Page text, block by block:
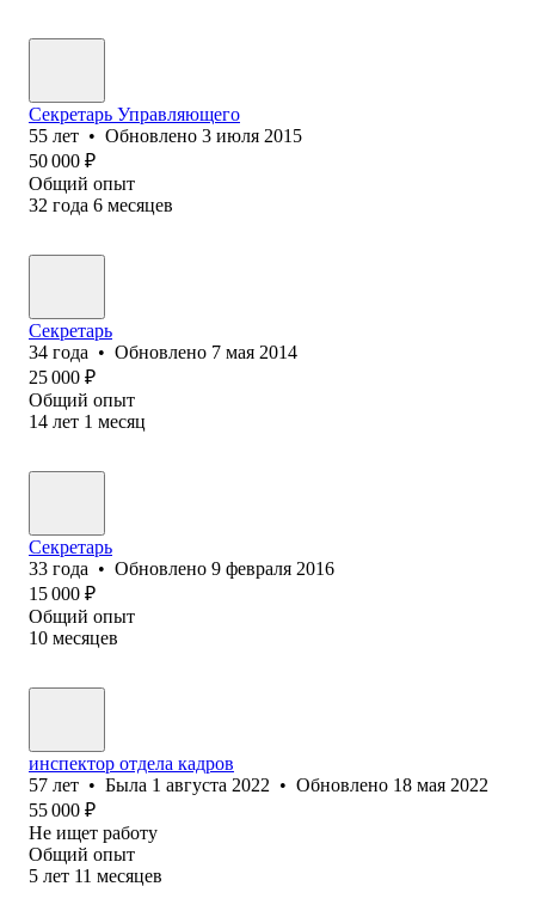
Секретарь Управляющего
55 лет • Обновлено 3 июля 2015
50 000 ₽
Общий опыт
32 года 6 месяцев
Секретарь
34 года • Обновлено 7 мая 2014
25 000 ₽
Общий опыт
14 лет 1 месяц
Секретарь
33 года • Обновлено 9 февраля 2016
15 000 ₽
Общий опыт
10 месяцев
инспектор отдела кадров
57 лет • Была 1 августа 2022 • Обновлено 18 мая 2022
55 000 ₽
Не ищет работу
Общий опыт
5 лет 11 месяцев